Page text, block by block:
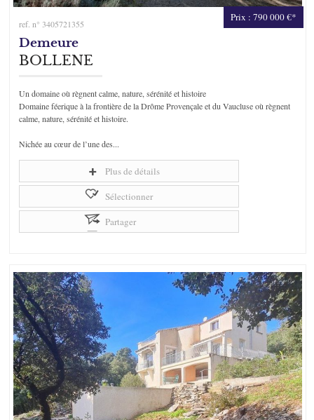
Prix : 790 000 €*
ref. n° 3405721355
Demeure
BOLLENE
Un domaine où règnent calme, nature, sérénité et histoire
Domaine féerique à la frontière de la Drôme Provençale et du Vaucluse où règnent
calme, nature, sérénité et histoire.
Nichée au cœur de l’une des...
Plus de détails
Sélectionner
Partager